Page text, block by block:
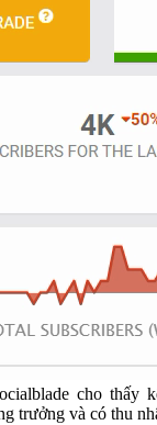
cho thấy
trưởng và có thu